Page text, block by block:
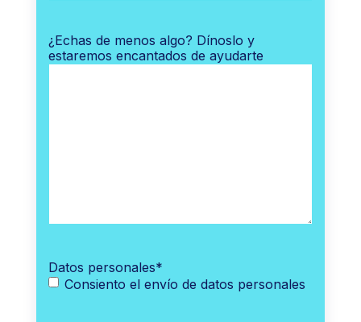
¿Echas de menos algo? Dínoslo y
estaremos encantados de ayudarte
Datos personales*
Consiento el envío de datos personales